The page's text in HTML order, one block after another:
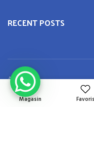
RECENT POSTS
Accueil
Boutique
Magasin Favoris